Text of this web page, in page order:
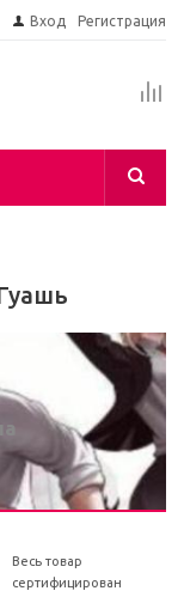
Вход Регистрация
Весь товар
сертифицирован